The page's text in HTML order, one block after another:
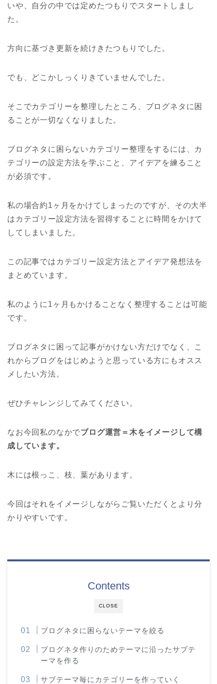
いや、自分の中では定めたつもりでスタートしまし
た。
方向に基づき更新を続けきたつもりでした。
でも、どこかしっくりきていませんでした。
そこでカテゴリーを整理したところ、ブログネタに困
ることが一切なくなりました。
ブログネタに困らないカテゴリー整理をするには、カ
テゴリーの設定方法を学ぶこと、アイデアを練ること
が必須です。
私の場合約1ヶ月をかけてしまったのですが、その大半
はカテゴリー設定方法を習得することに時間をかけて
してしまいました。
この記事ではカテゴリー設定方法とアイデア発想法を
まとめています。
私のように1ヶ月もかけることなく整理することは可能
です。
ブログネタに困って記事がかけない方だけでなく、こ
れからブログをはじめようと思っている方にもオスス
メしたい方法。
ぜひチャレンジしてみてください。
なお今回私のなかでブログ運営＝木をイメージして構
成しています。
木には根っこ、枝、葉があります。
今回はそれをイメージしながらご覧いただくとより分
かりやすいです。
CLOSE
Contents
ブログネタに困らないテーマを絞る
ブログネタ作りのためテーマに沿ったサブテ
ーマを作る
サブテーマ毎にカテゴリーを作っていく